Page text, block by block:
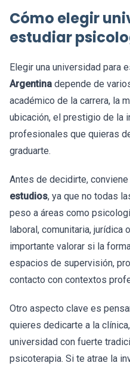
Cómo elegir
estudiar
Elegir una universidad para
Argentina depende de
académico de la carrera, la
ubicación, el prestigio de la
profesionales que quieras
graduarte.
Antes de decidirte,
estudios, ya que no todas
peso a áreas como
laboral, comunitaria, jurídica
importante valorar si la
espacios de supervisión,
contacto con contextos
Otro aspecto clave es
quieres dedicarte a la
universidad con fuerte
psicoterapia. Si te atrae la